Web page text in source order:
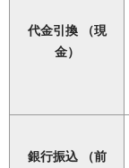
代金引換 （現
金）
銀行振込 （前